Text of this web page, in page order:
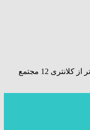
آدرس دفتر: داراب خیابان برق بالاتر از کلانتری 12 مجتمع